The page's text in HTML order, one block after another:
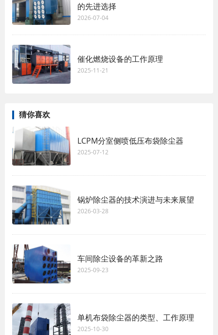
的先进选择
2026-07-04
催化燃烧设备的工作原理
2025-11-21
猜你喜欢
LCPM分室侧喷低压布袋除尘器
2025-07-12
锅炉除尘器的技术演进与未来展望
2026-03-28
车间除尘设备的革新之路
2025-09-23
单机布袋除尘器的类型、工作原理
2025-10-30